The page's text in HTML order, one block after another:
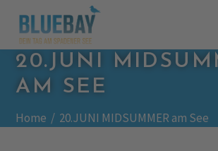
20.JUNI
AM SEE
Home / 20.JUNI MIDSUMMER am See